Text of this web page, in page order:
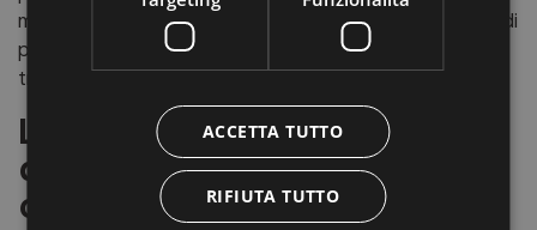
montagne non erano solo un rifugio fisico, ma un luogo di
profondissima ispirazione, in cui il silenzio della natura si
trasformava in musica.
L’Alto Adige come terra
d’incontro e
contemplazione
ACCETTA TUTTO
RIFIUTA TUTTO